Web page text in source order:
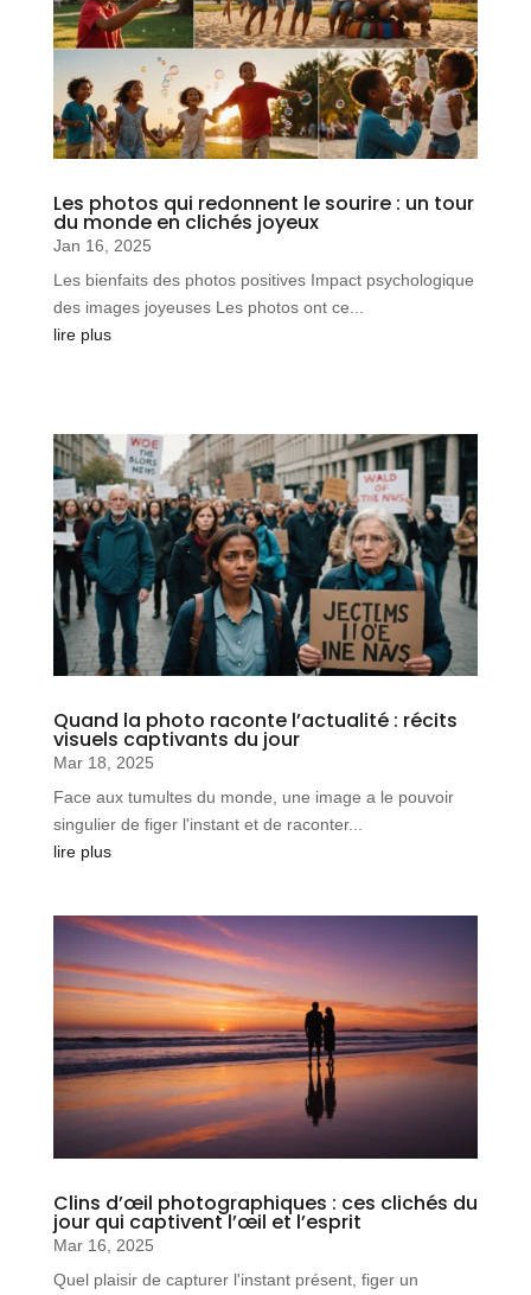
Les photos qui redonnent le sourire : un tour
du monde en clichés joyeux
Jan 16, 2025
Les bienfaits des photos positives Impact psychologique
des images joyeuses Les photos ont ce...
lire plus
Quand la photo raconte l’actualité : récits
visuels captivants du jour
Mar 18, 2025
Face aux tumultes du monde, une image a le pouvoir
singulier de figer l'instant et de raconter...
lire plus
Clins d’œil photographiques : ces clichés du
jour qui captivent l’œil et l’esprit
Mar 16, 2025
Quel plaisir de capturer l'instant présent, figer un